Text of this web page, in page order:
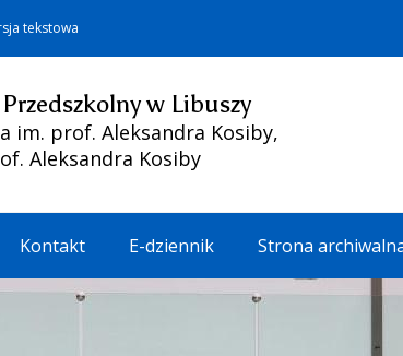
tekstowa
Przedszkolny w Libuszy
im. prof. Aleksandra Kosiby,
Aleksandra Kosiby
Kontakt E-dziennik Strona